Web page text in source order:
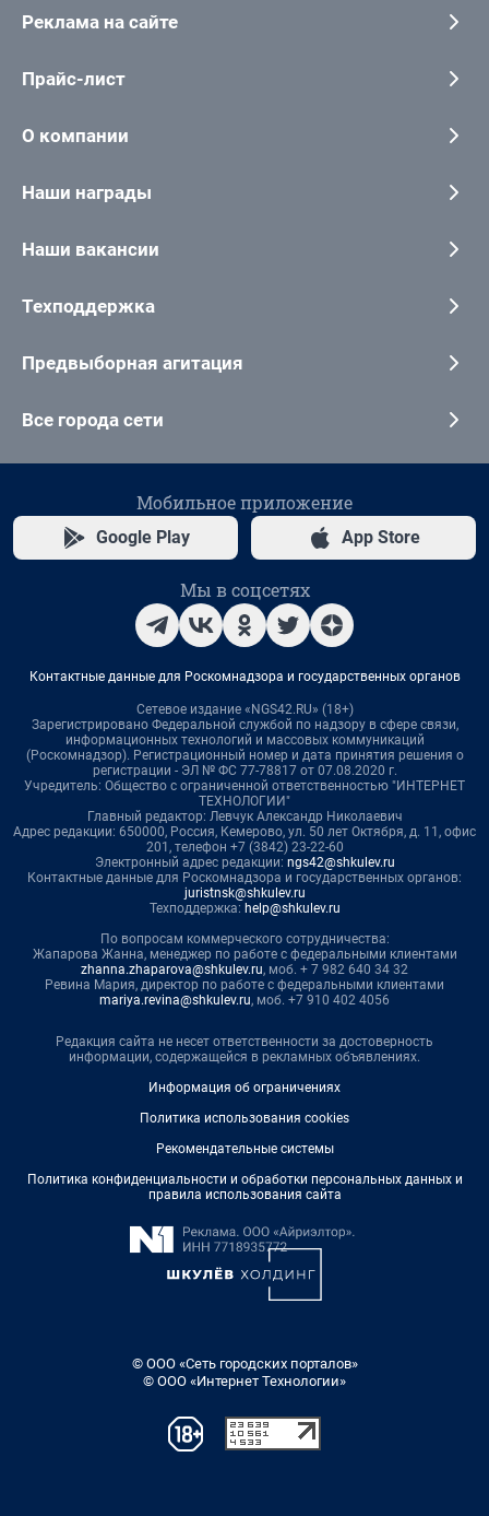
Реклама на сайте
Прайс-лист
О компании
Наши награды
Наши вакансии
Техподдержка
Предвыборная агитация
Все города сети
Мобильное приложение
Google Play App Store
Мы в соцсетях
Контактные данные для Роскомнадзора и государственных органов
Сетевое издание «NGS42.RU» (18+)
Зарегистрировано Федеральной службой по надзору в сфере связи,
информационных технологий и массовых коммуникаций
(Роскомнадзор). Регистрационный номер и дата принятия решения о
регистрации - ЭЛ № ФС 77-78817 от 07.08.2020 г.
Учредитель: Общество с ограниченной ответственностью "ИНТЕРНЕТ
ТЕХНОЛОГИИ"
Главный редактор: Левчук Александр Николаевич
Адрес редакции: 650000, Россия, Кемерово, ул. 50 лет Октября, д. 11, офис
201, телефон +7 (3842) 23-22-60
Электронный адрес редакции: ngs42@shkulev.ru
Контактные данные для Роскомнадзора и государственных органов:
juristnsk@shkulev.ru
Техподдержка: help@shkulev.ru
По вопросам коммерческого сотрудничества:
Жапарова Жанна, менеджер по работе с федеральными клиентами
zhanna.zhaparova@shkulev.ru, моб. + 7 982 640 34 32
Ревина Мария, директор по работе с федеральными клиентами
mariya.revina@shkulev.ru, моб. +7 910 402 4056
Редакция сайта не несет ответственности за достоверность
информации, содержащейся в рекламных объявлениях.
Информация об ограничениях
Политика использования cookies
Рекомендательные системы
Политика конфиденциальности и обработки персональных данных и
правила использования сайта
© ООО «Сеть городских порталов»
© ООО «Интернет Технологии»